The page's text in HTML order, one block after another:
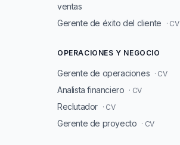
ventas
Gerente de éxito del cliente · CV
OPERACIONES Y NEGOCIO
Gerente de operaciones · CV
Analista financiero · CV
Reclutador · CV
Gerente de proyecto · CV